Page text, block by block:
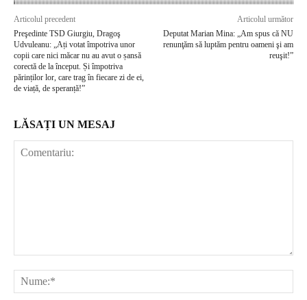
Articolul precedent
Preşedinte TSD Giurgiu, Dragoş
Udvuleanu: „Ați votat împotriva unor
copii care nici măcar nu au avut o șansă
corectă de la început. Și împotriva
părinților lor, care trag în fiecare zi de ei,
de viață, de speranță!”
Articolul următor
Deputat Marian Mina: „Am spus că NU
renunţăm să luptăm pentru oameni şi am
reuşit!”
LĂSAȚI UN MESAJ